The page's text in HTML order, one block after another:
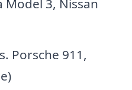
Model 3, Nissan
Porsche 911,